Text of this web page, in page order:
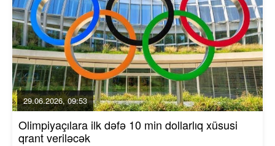
29.06.2026, 09:53
Olimpiyaçılara ilk dəfə 10 min dollarlıq xüsusi
qrant veriləcək